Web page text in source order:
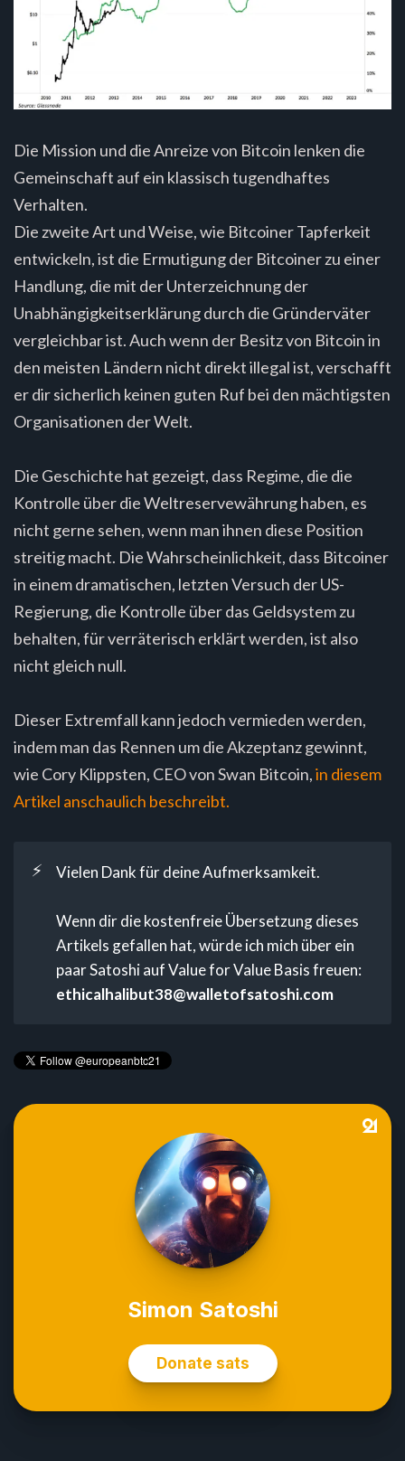
Die Mission und die Anreize von Bitcoin lenken die
Gemeinschaft auf ein klassisch tugendhaftes
Verhalten.
Die zweite Art und Weise, wie Bitcoiner Tapferkeit
entwickeln, ist die Ermutigung der Bitcoiner zu einer
Handlung, die mit der Unterzeichnung der
Unabhängigkeitserklärung durch die Gründerväter
vergleichbar ist. Auch wenn der Besitz von Bitcoin in
den meisten Ländern nicht direkt illegal ist, verschafft
er dir sicherlich keinen guten Ruf bei den mächtigsten
Organisationen der Welt.
Die Geschichte hat gezeigt, dass Regime, die die
Kontrolle über die Weltreservewährung haben, es
nicht gerne sehen, wenn man ihnen diese Position
streitig macht. Die Wahrscheinlichkeit, dass Bitcoiner
in einem dramatischen, letzten Versuch der US-
Regierung, die Kontrolle über das Geldsystem zu
behalten, für verräterisch erklärt werden, ist also
nicht gleich null.
Dieser Extremfall kann jedoch vermieden werden,
indem man das Rennen um die Akzeptanz gewinnt,
wie Cory Klippsten, CEO von Swan Bitcoin,in diesem
Artikel anschaulich beschreibt.
⚡ Vielen Dank für deine Aufmerksamkeit.
Wenn dir die kostenfreie Übersetzung dieses
Artikels gefallen hat, würde ich mich über ein
paar Satoshi auf Value for Value Basis freuen:
ethicalhalibut38@walletofsatoshi.com